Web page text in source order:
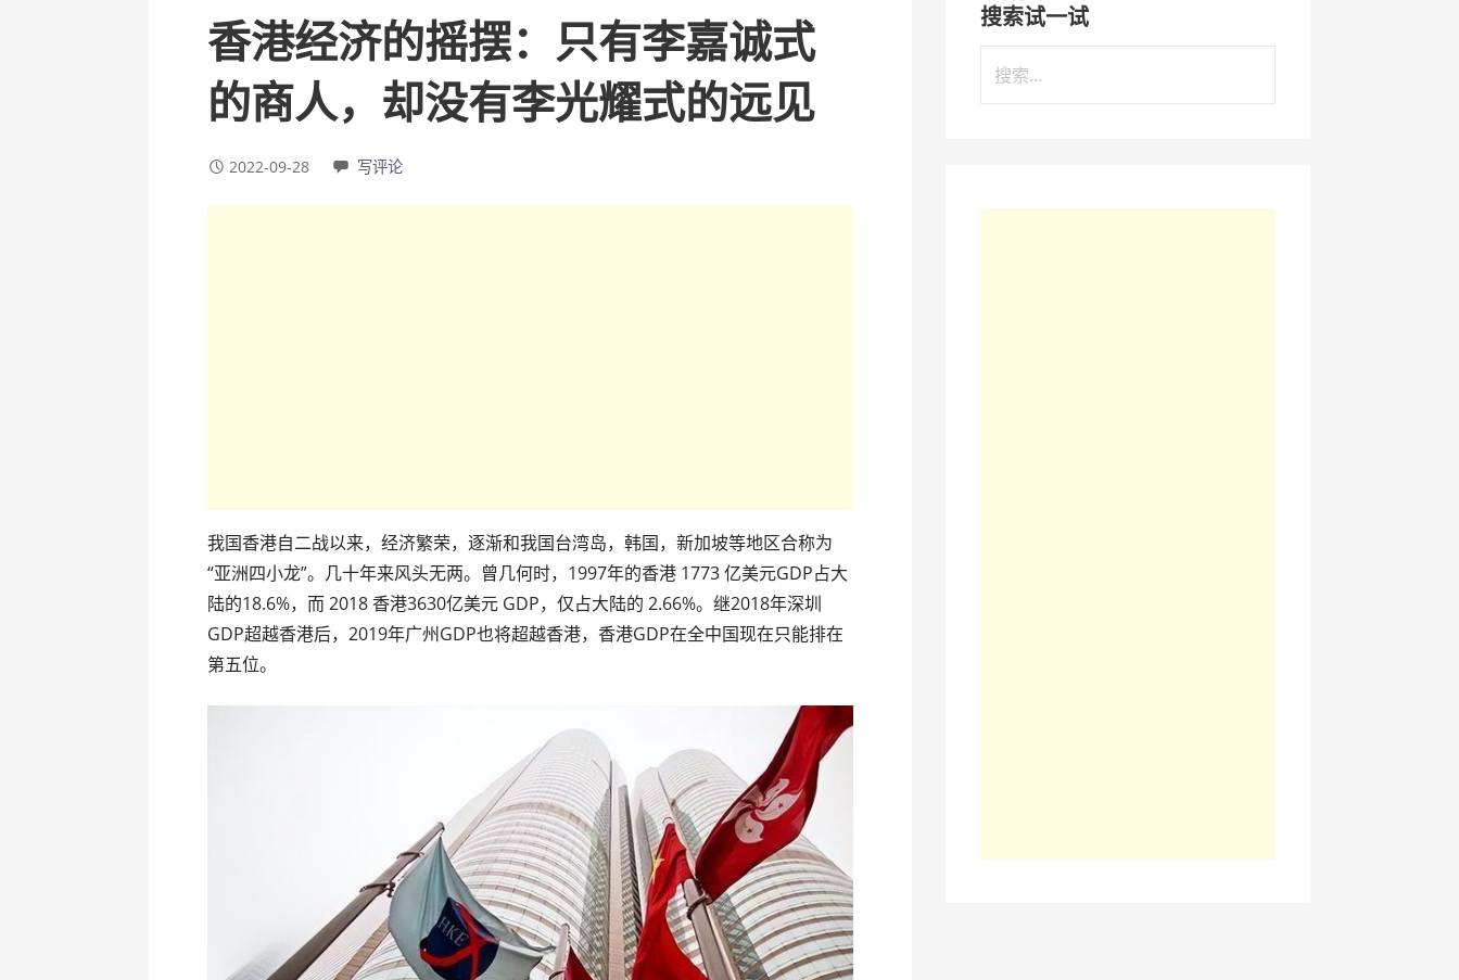
香港经济的摇摆：只有李嘉诚式
的商人，却没有李光耀式的远见
2022-09-28 写评论
我国香港自二战以来，经济繁荣，逐渐和我国台湾岛，韩国，新加坡等地区合称为
“亚洲四小龙”。几十年来风头无两。曾几何时，1997年的香港 1773 亿美元GDP占大
陆的18.6%，而 2018 香港3630亿美元 GDP，仅占大陆的 2.66%。继2018年深圳
GDP超越香港后，2019年广州GDP也将超越香港，香港GDP在全中国现在只能排在
第五位。
搜索试一试
索